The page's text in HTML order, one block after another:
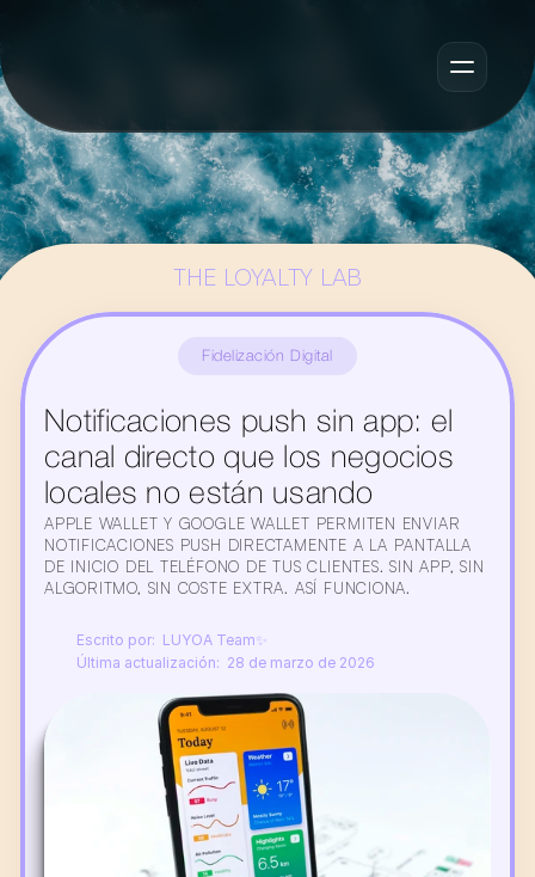
THE LOYALTY LAB
Fidelización Digital
Notificaciones push sin app: el
canal directo que los negocios
locales no están usando
APPLE WALLET Y GOOGLE WALLET PERMITEN ENVIAR
NOTIFICACIONES PUSH DIRECTAMENTE A LA PANTALLA
DE INICIO DEL TELÉFONO DE TUS CLIENTES. SIN APP, SIN
ALGORITMO, SIN COSTE EXTRA. ASÍ FUNCIONA.
Escrito por:  LUYOA Team✨
Última actualización:  28 de marzo de 2026